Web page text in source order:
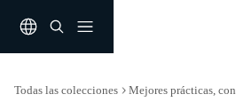
Todas las colecciones Mejores prácticas,